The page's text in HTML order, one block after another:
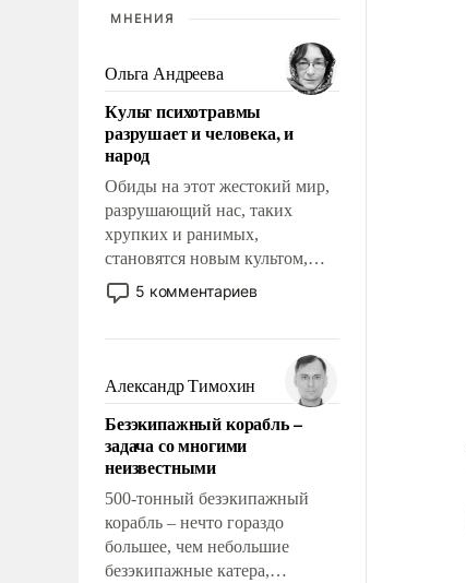
МНЕНИЯ
Ольга Андреева
Культ психотравмы
разрушает и человека, и
народ
Обиды на этот жестокий мир,
разрушающий нас, таких
хрупких и ранимых,
становятся новым культом,
постепенно вытесняя и
отменяя традиционное
мужественным и твердым под
ударами судьбы, брать на себя
ответственность, помогать
слабым, идти вперед и
адаптироваться.
5 комментариев
Александр Тимохин
Безэкипажный корабль –
задача со многими
неизвестными
500-тонный безэкипажный
корабль – нечто гораздо
большее, чем небольшие
безэкипажные катера,